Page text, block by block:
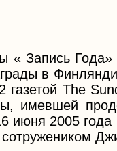
« Запись
в
газетой The
имевшей
июня 2005